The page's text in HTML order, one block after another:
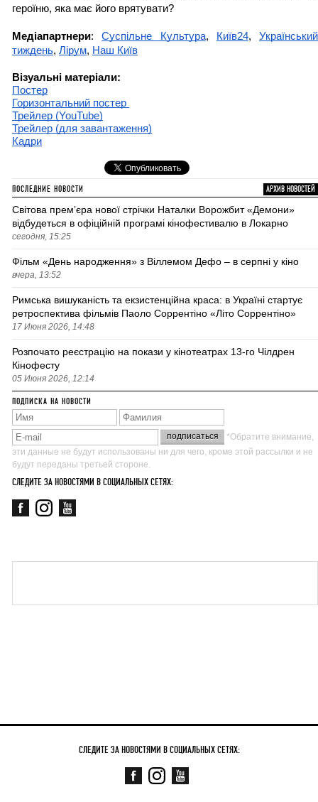
героїню, яка має його врятувати?
Медіапартнери: Суспільне Культура, Київ24, Український
тиждень, Лірум, Наш Київ
Візуальні матеріали:
Постер
Горизонтальний постер
Трейлер (YouTube)
Трейлер (для завантаження)
Кадри
ПОСЛЕДНИЕ НОВОСТИ АРХИВ НОВОСТЕЙ
Світова премʼєра нової стрічки Наталки Ворожбит «Демони»
відбудеться в офіційній програмі кінофестивалю в Локарно
сегодня, 15:25
Фільм «День народження» з Віллемом Дефо – в серпні у кіно
вчера, 13:52
Римська вишуканість та екзистенційна краса: в Україні стартує
ретроспектива фільмів Паоло Соррентіно «Літо Соррентіно»
17 Июня 2026, 14:48
Розпочато реєстрацію на покази у кінотеатрах 13-го Чілдрен
Кінофесту
05 Июня 2026, 12:14
ПОДПИСКА НА НОВОСТИ
*Обратите внимание,
эти данные не будут использованы ни для чего, кроме этой рассылки и не
будут переданы третьей стороне.
СЛЕДИТЕ ЗА НОВОСТЯМИ В СОЦИАЛЬНЫХ СЕТЯХ:
СЛЕДИТЕ ЗА НОВОСТЯМИ В СОЦИАЛЬНЫХ СЕТЯХ: